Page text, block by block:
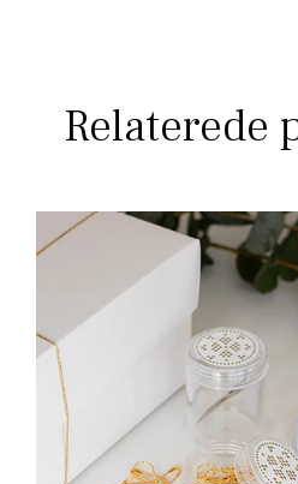
Relaterede